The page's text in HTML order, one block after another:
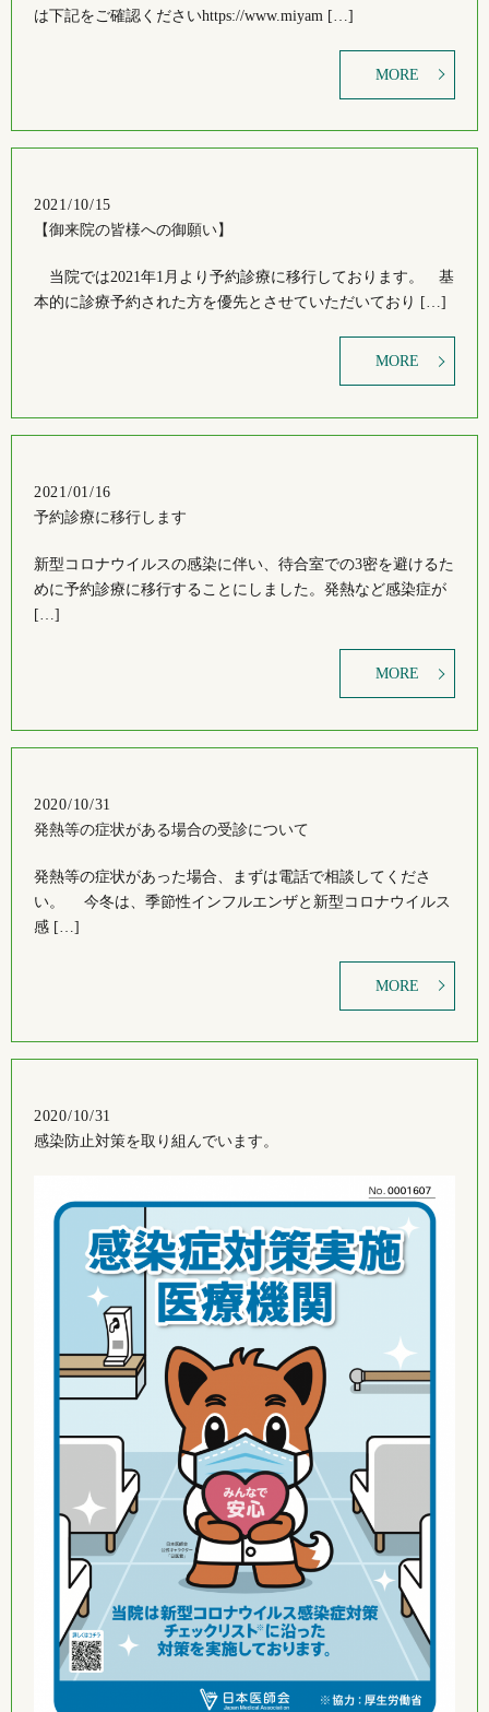
は下記をご確認くださいhttps://www.miyam […]
MORE
2021/10/15
【御来院の皆様への御願い】
当院では2021年1月より予約診療に移行しております。 基
本的に診療予約された方を優先とさせていただいており […]
MORE
2021/01/16
予約診療に移行します
新型コロナウイルスの感染に伴い、待合室での3密を避けるた
めに予約診療に移行することにしました。発熱など感染症が
[…]
MORE
2020/10/31
発熱等の症状がある場合の受診について
発熱等の症状があった場合、まずは電話で相談してくださ
い。 今冬は、季節性インフルエンザと新型コロナウイルス
感 […]
MORE
2020/10/31
感染防止対策を取り組んでいます。